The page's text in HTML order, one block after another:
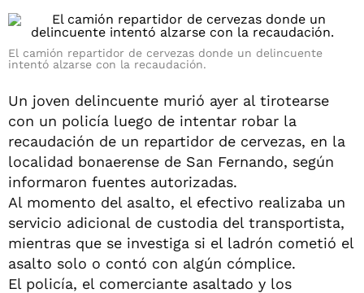
El camión repartidor de cervezas donde un delincuente
intentó alzarse con la recaudación.
Un joven delincuente murió ayer al tirotearse
con un policía luego de intentar robar la
recaudación de un repartidor de cervezas, en la
localidad bonaerense de San Fernando, según
informaron fuentes autorizadas.
Al momento del asalto, el efectivo realizaba un
servicio adicional de custodia del transportista,
mientras que se investiga si el ladrón cometió el
asalto solo o contó con algún cómplice.
El policía, el comerciante asaltado y los